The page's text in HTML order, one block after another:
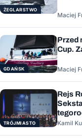
ŻEGLARSTWO
Maciej
GDAŃSK
Przed
Cup.
Maciej
TRÓJMIASTO
Rejs
Kamil